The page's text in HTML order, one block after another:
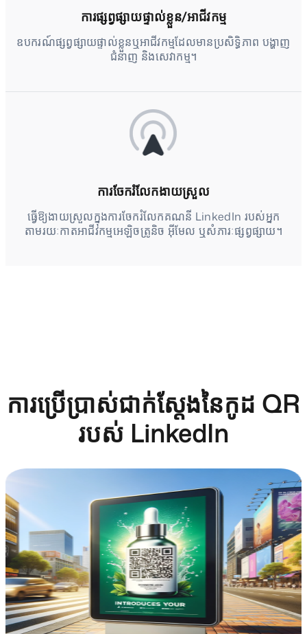
ការផ្សព្វផ្សាយផ្ទាល់ខ្លួន/អាជីវកម្ម
ឧបករណ៍ផ្សព្វផ្សាយផ្ទាល់ខ្លួនឬអាជីវកម្មដែលមានប្រសិទ្ធិភាព បង្ហាញ
ជំនាញ និងសេវាកម្ម។
ការចែករំលែកងាយស្រួល
ធ្វើឱ្យងាយស្រួលក្នុងការចែករំលែកគណនី LinkedIn របស់អ្នក
តាមរយៈកាតអាជីវកម្មអេឡិចត្រូនិច អ៊ីមែល ឬសំភារៈផ្សព្វផ្សាយ។
ការប្រើប្រាស់ជាក់ស្តែងនៃកូដ QR
របស់ LinkedIn